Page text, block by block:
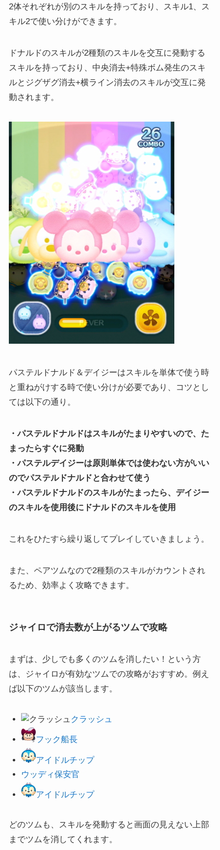
2体それぞれが別のスキルを持っており、スキル1、ス
キル2で使い分けができます。
ドナルドのスキルが2種類のスキルを交互に発動する
スキルを持っており、中央消去+特殊ボム発生のスキ
ルとジグザグ消去+横ライン消去のスキルが交互に発
動されます。
パステルドナルド＆デイジーはスキルを単体で使う時
と重ねがけする時で使い分けが必要であり、コツとし
ては以下の通り。
・パステルドナルドはスキルがたまりやすいので、た
まったらすぐに発動
・パステルデイジーは原則単体では使わない方がいい
のでパステルドナルドと合わせて使う
・パステルドナルドのスキルがたまったら、デイジー
のスキルを使用後にドナルドのスキルを使用
これをひたすら繰り返してプレイしていきましょう。
また、ペアツムなので2種類のスキルがカウントされ
るため、効率よく攻略できます。
ジャイロで消去数が上がるツムで攻略
まずは、少しでも多くのツムを消したい！という方
は、ジャイロが有効なツムでの攻略がおすすめ。例え
ば以下のツムが該当します。
クラッシュ
フック船長
アイドルチップ
ウッディ保安官
アイドルチップ
どのツムも、スキルを発動すると画面の見えない上部
までツムを消してくれます。